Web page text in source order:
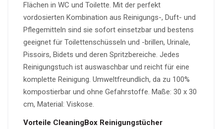
Flächen in WC und Toilette. Mit der perfekt
vordosierten Kombination aus Reinigungs-, Duft- und
Pflegemitteln sind sie sofort einsetzbar und bestens
geeignet für Toilettenschüsseln und -brillen, Urinale,
Pissoirs, Bidets und deren Spritzbereiche. Jedes
Reinigungstuch ist auswaschbar und reicht für eine
komplette Reinigung. Umweltfreundlich, da zu 100%
kompostierbar und ohne Gefahrstoffe. Maße: 30 x 30
cm, Material: Viskose.
Vorteile CleaningBox Reinigungstücher